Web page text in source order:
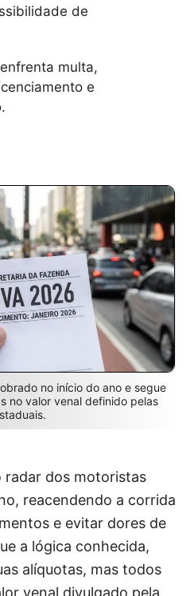
de
multa,
e
no início do ano e segue
no valor venal definido pelas
radar dos motoristas
reacendendo a corrida
e evitar dores de
a lógica conhecida,
alíquotas, mas todos